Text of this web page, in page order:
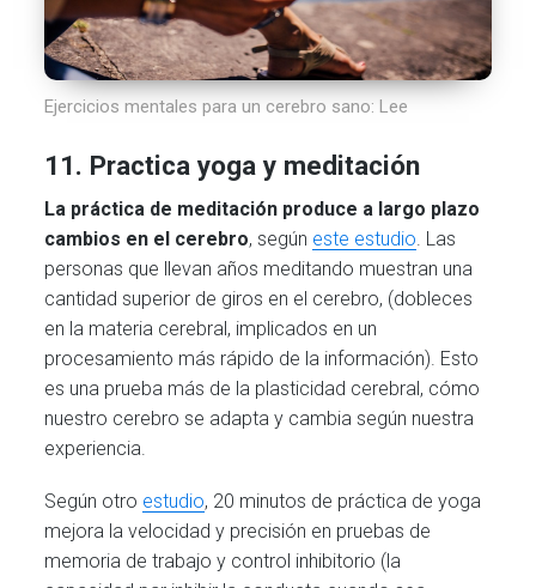
Ejercicios mentales para un cerebro sano: Lee
11. Practica yoga y meditación
La práctica de meditación produce a largo plazo
cambios en el cerebro, según este estudio. Las
personas que llevan años meditando muestran una
cantidad superior de giros en el cerebro, (dobleces
en la materia cerebral, implicados en un
procesamiento más rápido de la información). Esto
es una prueba más de la plasticidad cerebral, cómo
nuestro cerebro se adapta y cambia según nuestra
experiencia.
Según otro estudio, 20 minutos de práctica de yoga
mejora la velocidad y precisión en pruebas de
memoria de trabajo y control inhibitorio (la